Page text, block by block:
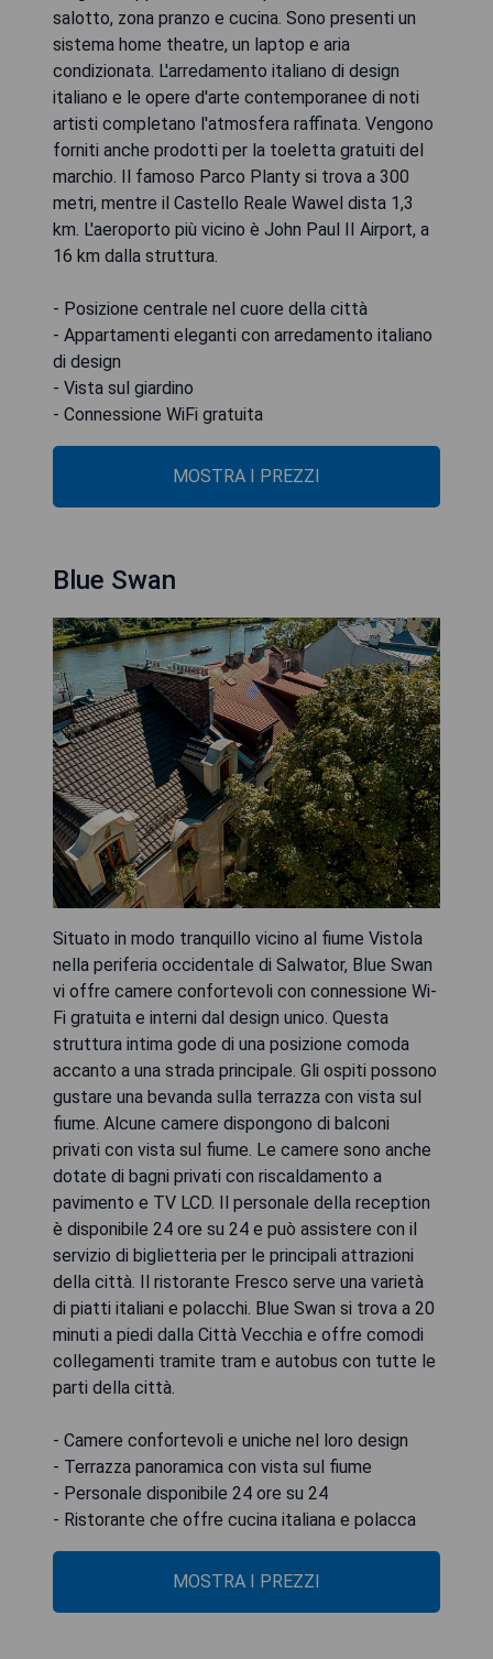
salotto, zona pranzo e cucina. Sono presenti un
sistema home theatre, un laptop e aria
condizionata. L'arredamento italiano di design
italiano e le opere d'arte contemporanee di noti
artisti completano l'atmosfera raffinata. Vengono
forniti anche prodotti per la toeletta gratuiti del
marchio. Il famoso Parco Planty si trova a 300
metri, mentre il Castello Reale Wawel dista 1,3
km. L'aeroporto più vicino è John Paul II Airport, a
16 km dalla struttura.
- Posizione centrale nel cuore della città
- Appartamenti eleganti con arredamento italiano
di design
- Vista sul giardino
- Connessione WiFi gratuita
MOSTRA I PREZZI
Blue Swan
Situato in modo tranquillo vicino al fiume Vistola
nella periferia occidentale di Salwator, Blue Swan
vi offre camere confortevoli con connessione Wi-
Fi gratuita e interni dal design unico. Questa
struttura intima gode di una posizione comoda
accanto a una strada principale. Gli ospiti possono
gustare una bevanda sulla terrazza con vista sul
fiume. Alcune camere dispongono di balconi
privati con vista sul fiume. Le camere sono anche
dotate di bagni privati con riscaldamento a
pavimento e TV LCD. Il personale della reception
è disponibile 24 ore su 24 e può assistere con il
servizio di biglietteria per le principali attrazioni
della città. Il ristorante Fresco serve una varietà
di piatti italiani e polacchi. Blue Swan si trova a 20
minuti a piedi dalla Città Vecchia e offre comodi
collegamenti tramite tram e autobus con tutte le
parti della città.
- Camere confortevoli e uniche nel loro design
- Terrazza panoramica con vista sul fiume
- Personale disponibile 24 ore su 24
- Ristorante che offre cucina italiana e polacca
MOSTRA I PREZZI